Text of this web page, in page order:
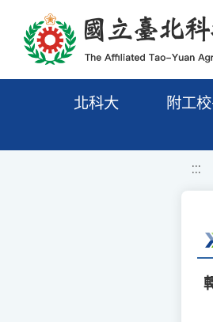
移至網頁之主要內容區位置
北科大 附工
:::